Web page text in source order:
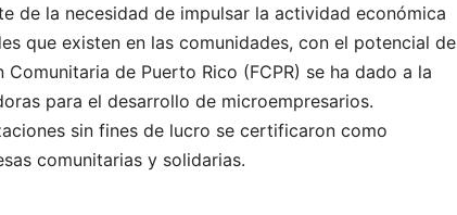
de la necesidad de impulsar la actividad económica
que existen en las comunidades, con el potencial de
de Puerto Rico (FCPR) se ha dado a la
para el desarrollo de microempresarios.
sin fines de lucro se certificaron como
comunitarias y solidarias.